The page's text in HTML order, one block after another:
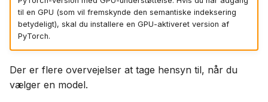
til en GPU (som vil fremskynde den semantiske indeksering
betydeligt), skal du installere en GPU-aktiveret version af
PyTorch.
Der er flere overvejelser at tage hensyn til, når du
vælger en model.